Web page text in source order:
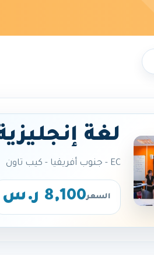
لغة
EC - جنوب أفريقيا - كيب تاون
السعر8,100 ر.س